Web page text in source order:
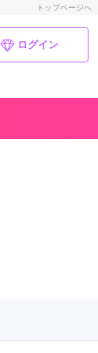
トップページへ
ログイン